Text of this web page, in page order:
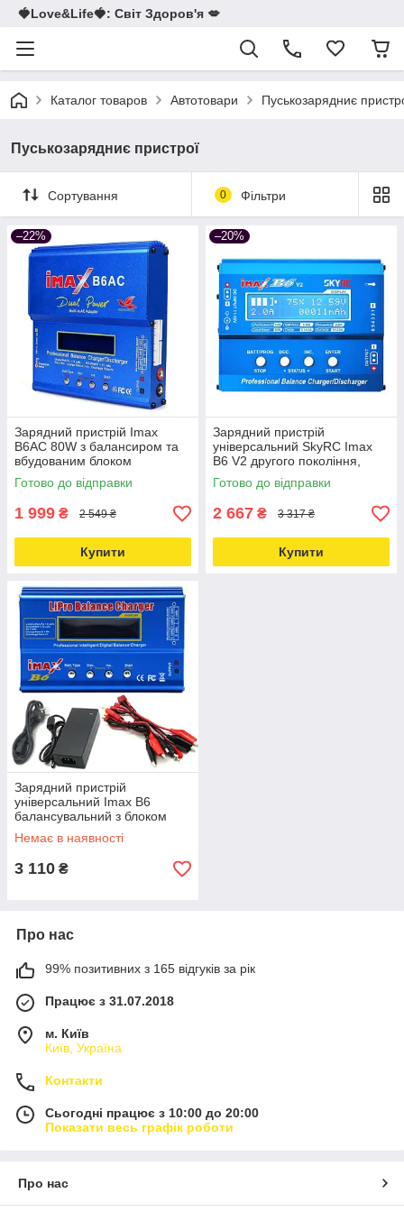
🍓Love&Life🍓: Світ Здоров'я 💋
Каталог товаров Автотовари Пуськозарядниє
Пуськозарядниє пристрої
Сортування 0 Фільтри
–22%
Зарядний пристрій Imax
B6AC 80W з балансиром та
вбудованим блоком
живлення Love&Life -online-
multimarket-
Готово до відправки
1 999 ₴ 2 549 ₴
Купити
–20%
Зарядний пристрій
універсальний SkyRC Imax
B6 V2 другого покоління,
оригінал Love&Life -online-
multimarket-
Готово до відправки
2 667 ₴ 3 317 ₴
Купити
Зарядний пристрій
універсальний Imax B6
балансувальний з блоком
живлення Love&Life -online-
multimarket-
Немає в наявності
3 110 ₴
Про нас
99% позитивних з 165 відгуків за рік
Працює з 31.07.2018
м. Київ
Київ, Україна
Контакти
Сьогодні працює з 10:00 до 20:00
Показати весь графік роботи
Про нас